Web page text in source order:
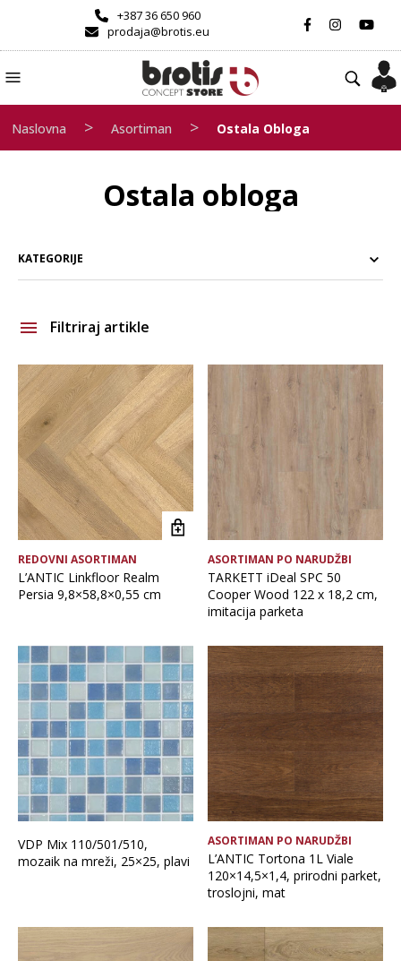
+387 36 650 960
prodaja@brotis.eu
Naslovna > Asortiman > Ostala Obloga
Ostala obloga
KATEGORIJE
Filtriraj artikle
Brand
Glavna boja
Vrsta asortimana
REDOVNI ASORTIMAN
L’ANTIC Linkfloor Realm
Persia 9,8×58,8×0,55 cm
ASORTIMAN PO NARUDŽBI
TARKETT iDeal SPC 50
Cooper Wood 122 x 18,2 cm,
imitacija parketa
VDP Mix 110/501/510,
mozaik na mreži, 25×25, plavi
ASORTIMAN PO NARUDŽBI
L’ANTIC Tortona 1L Viale
120×14,5×1,4, prirodni parket,
troslojni, mat